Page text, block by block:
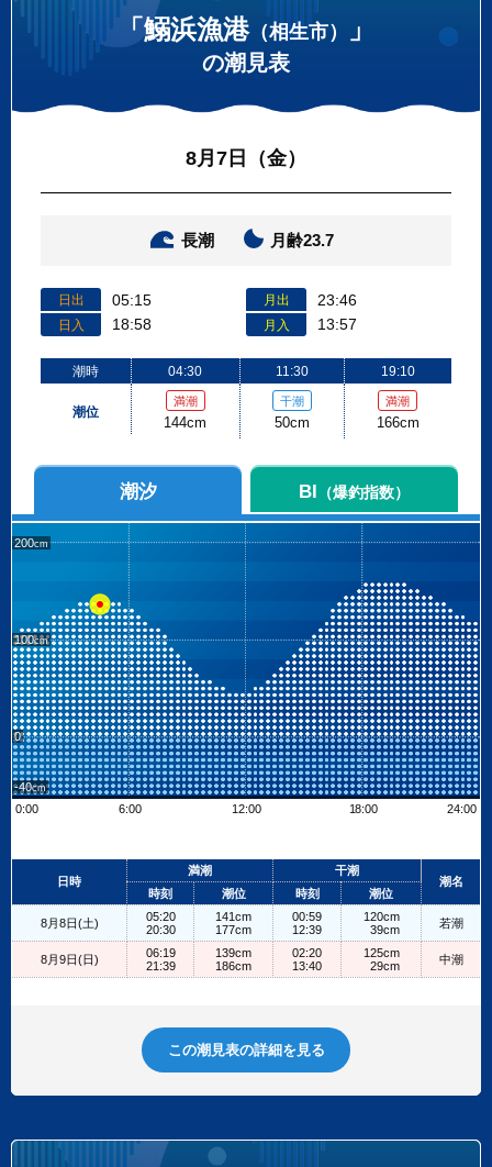
「鰯浜漁港（相生市） 」
の潮見表
8月7日（金）
長潮 月齢23.7
日出 05:15
日入 18:58
月出 23:46
月入 13:57
潮時
潮位
04:30
満潮
144cm
11:30
干潮
50cm
19:10
満潮
166cm
潮汐 BI （爆釣指数）
200
100
0
-40
0:00
6:00 12:00 18:00 24:00
+
日時
満潮
干潮
潮名
時刻
潮位 時刻 潮位
8月8日(土)
05:20
20:30
141cm
177cm
00:59
12:39
120cm
39cm
若潮
8月9日(日)
06:19
21:39
139cm
186cm
02:20
13:40
125cm
29cm
中潮
この潮見表の詳細を見る